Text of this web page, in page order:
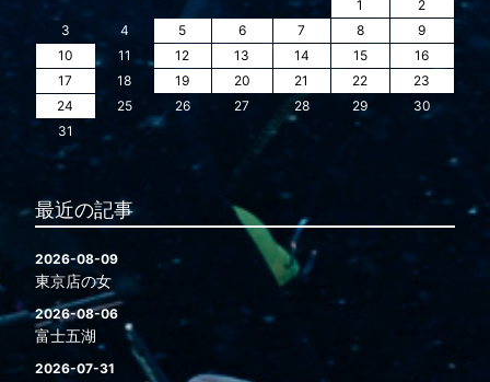
1
2
3
4 5 6 7 8
9
10
11 12 13 14 15
16
17
18 19 20 21 22
23
24
25 26 27 28 29
30
31
最近の記事
2026-08-09
東京店の女
2026-08-06
富士五湖
2026-07-31